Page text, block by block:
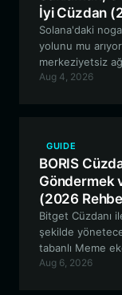
İyi Cüzdan
Solana'daki
yolunu mu
merkeziyetsiz
nogay
Aug 4, 2026
GUIDE
BORIS
Göndermek
(2026
Bitget Cüzdanı
şekilde
tabanlı Meme
güvenli varlık
Aug 6, 2026